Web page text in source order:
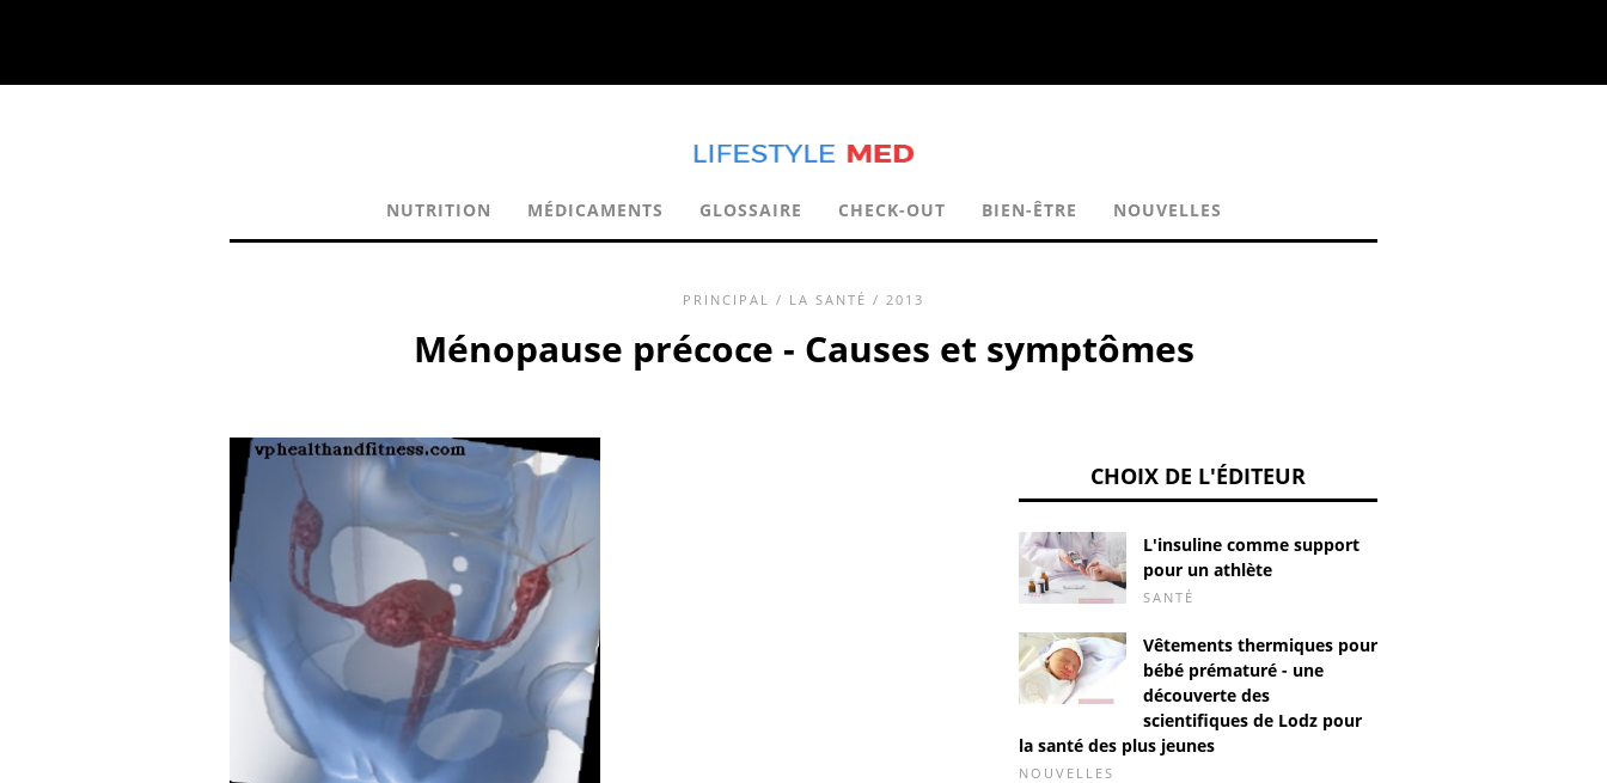
NUTRITION MÉDICAMENTS GLOSSAIRE CHECK-OUT BIEN-ÊTRE NOUVELLES
PRINCIPAL / LA SANTÉ / 2013
Ménopause précoce - Causes et symptômes
CHOIX DE L'ÉDITEUR
L'insuline comme support
pour un athlète
SANTÉ
Vêtements thermiques pour
bébé prématuré - une
découverte des
scientifiques de Lodz pour
la santé des plus jeunes
NOUVELLES